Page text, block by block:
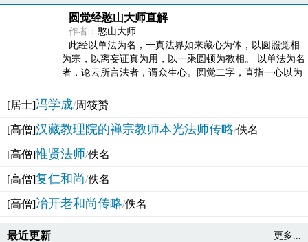
圆觉经憨山大师直解
作者： 憨山大师
此经以单法为名，一真法界如来藏心为体，以圆照觉相
为宗，以离妄证真为用，以一乘圆顿为教相。 以单法为名
者，论云所言法者，谓众生心。圆觉二字，直指一心以为
[居士]冯学成/周筱赟
[高僧]汉藏教理院的禅宗教师本光法师传略/佚名
[高僧]惟贤法师/佚名
[高僧]复仁和尚/佚名
[高僧]冶开老和尚传略/佚名
最近更新 更多...